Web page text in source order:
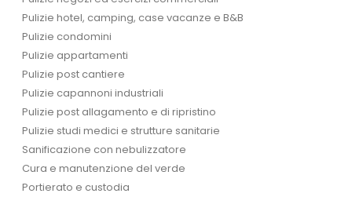
Pulizie hotel, camping, case vacanze e B&B
Pulizie condomini
Pulizie appartamenti
Pulizie post cantiere
Pulizie capannoni industriali
Pulizie post allagamento e di ripristino
Pulizie studi medici e strutture sanitarie
Sanificazione con nebulizzatore
Cura e manutenzione del verde
Portierato e custodia